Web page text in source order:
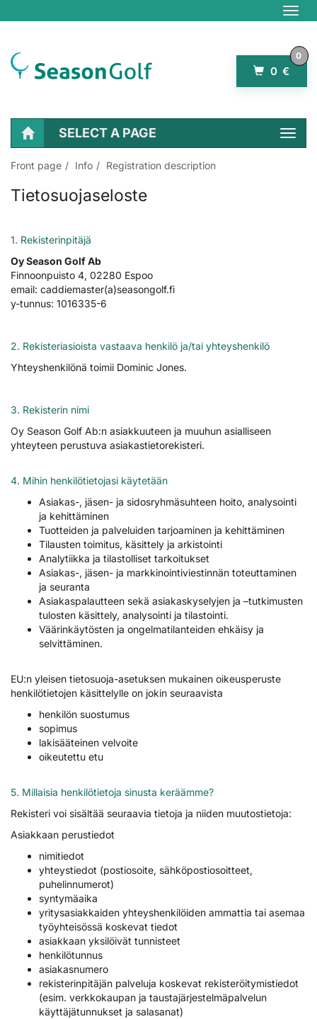
0 €
0
SELECT A PAGE
Front page Info Registration description
Tietosuojaseloste
1. Rekisterinpitäjä
Oy Season Golf Ab
Finnoonpuisto 4, 02280 Espoo
email: caddiemaster(a)seasongolf.fi
y-tunnus: 1016335-6
2. Rekisteriasioista vastaava henkilö ja/tai yhteyshenkilö
Yhteyshenkilönä toimii Dominic Jones.
3. Rekisterin nimi
Oy Season Golf Ab:n asiakkuuteen ja muuhun asialliseen
yhteyteen perustuva asiakastietorekisteri.
4. Mihin henkilötietojasi käytetään
Asiakas-, jäsen- ja sidosryhmäsuhteen hoito, analysointi
ja kehittäminen
Tuotteiden ja palveluiden tarjoaminen ja kehittäminen
Tilausten toimitus, käsittely ja arkistointi
Analytiikka ja tilastolliset tarkoitukset
Asiakas-, jäsen- ja markkinointiviestinnän toteuttaminen
ja seuranta
Asiakaspalautteen sekä asiakaskyselyjen ja –tutkimusten
tulosten käsittely, analysointi ja tilastointi.
Väärinkäytösten ja ongelmatilanteiden ehkäisy ja
selvittäminen.
EU:n yleisen tietosuoja-asetuksen mukainen oikeusperuste
henkilötietojen käsittelylle on jokin seuraavista
henkilön suostumus
sopimus
lakisääteinen velvoite
oikeutettu etu
5. Millaisia henkilötietoja sinusta keräämme?
Rekisteri voi sisältää seuraavia tietoja ja niiden muutostietoja:
Asiakkaan perustiedot
nimitiedot
yhteystiedot (postiosoite, sähköpostiosoitteet,
puhelinnumerot)
syntymäaika
yritysasiakkaiden yhteyshenkilöiden ammattia tai asemaa
työyhteisössä koskevat tiedot
asiakkaan yksilöivät tunnisteet
henkilötunnus
asiakasnumero
rekisterinpitäjän palveluja koskevat rekisteröitymistiedot
(esim. verkkokaupan ja taustajärjestelmäpalvelun
käyttäjätunnukset ja salasanat)